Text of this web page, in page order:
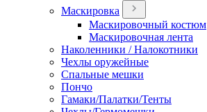
Маскировка
Маскировочный костюм
Маскировочная лента
Наколенники / Налокотники
Чехлы оружейные
Спальные мешки
Пончо
Гамаки/Палатки/Тенты